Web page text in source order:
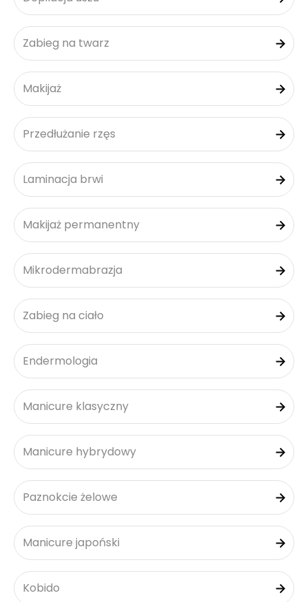
Zabieg na twarz
Makijaż
Przedłużanie rzęs
Laminacja brwi
Makijaż permanentny
Mikrodermabrazja
Zabieg na ciało
Endermologia
Manicure klasyczny
Manicure hybrydowy
Paznokcie żelowe
Manicure japoński
Kobido